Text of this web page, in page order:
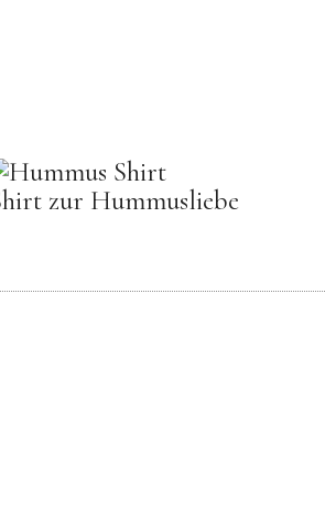
zur Hummusliebe